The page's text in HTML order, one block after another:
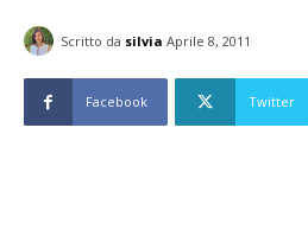
Scritto da silvia Aprile 8, 2011
Facebook Twitter